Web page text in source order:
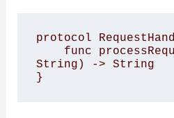
protocol
String) -> String
}